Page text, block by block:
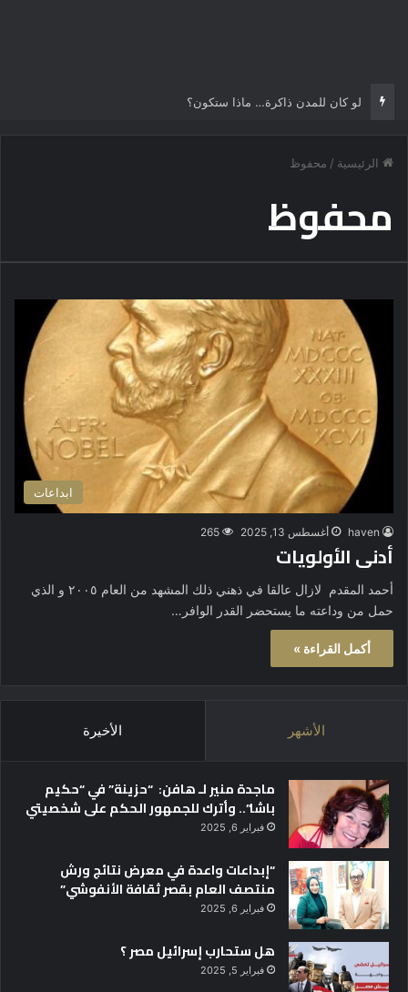
لو كان للمدن ذاكرة… ماذا ستكون؟
الرئيسية / محفوظ
محفوظ
ابداعات
haven أغسطس 13, 2025 265
أدنى الأولويات
أحمد المقدم لازال عالقا في ذهني ذلك المشهد من العام ٢٠٠٥ و الذي
حمل من وداعته ما يستحضر القدر الوافر…
أكمل القراءة »
الأشهر الأخيرة
ماجدة منير لـ هافن: “حزينة” في “حكيم
باشا”.. وأترك للجمهور الحكم على شخصيتي
فبراير 6, 2025
“إبداعات واعدة في معرض نتائج ورش
منتصف العام بقصر ثقافة الأنفوشي”
فبراير 6, 2025
هل ستحارب إسرائيل مصر ؟
فبراير 5, 2025